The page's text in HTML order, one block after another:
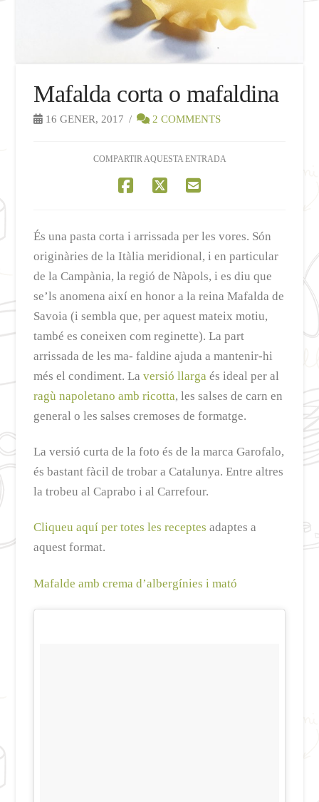
Mafalda corta o mafaldina
16 GENER, 2017 2 COMMENTS
COMPARTIR AQUESTA ENTRADA
És una pasta corta i arrissada per les vores. Són
originàries de la Itàlia meridional, i en particular
de la Campània, la regió de Nàpols, i es diu que
se’ls anomena així en honor a la reina Mafalda de
Savoia (i sembla que, per aquest mateix motiu,
també es coneixen com reginette). La part
arrissada de les ma- faldine ajuda a mantenir-hi
més el condiment. Laversió llarga és ideal per al
ragù napoletano amb ricotta, les salses de carn en
general o les salses cremoses de formatge.
La versió curta de la foto és de la marca Garofalo,
és bastant fàcil de trobar a Catalunya. Entre altres
la trobeu al Caprabo i al Carrefour.
Cliqueu aquí per totes les receptes adaptes a
aquest format.
Mafalde amb crema d’albergínies i mató